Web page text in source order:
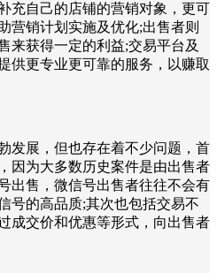
充自己的店铺的营销对象，更可
营销计划实施及优化;出售者则
来获得一定的利益;交易平台及
供更专业更可靠的服务，以赚取
展，但也存在着不少问题，首
因为大多数历史案件是由出售者
出售，微信号出售者往往不会有
号的高品质;其次也包括交易不
成交价和优惠等形式，向出售者